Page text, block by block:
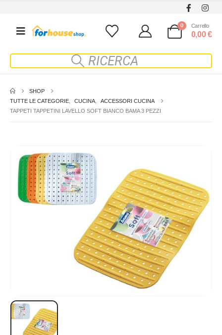
0 Carrello
0,00€
SHOP
TUTTE LE CATEGORIE
CUCINA
ACCESSORI CUCINA
TAPPETI TAPPETINI LAVELLO SOFT BIANCO BAMA 3 PEZZI